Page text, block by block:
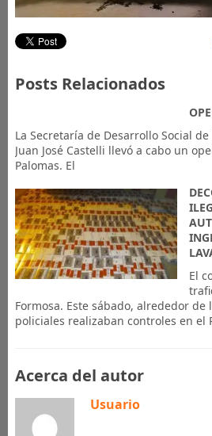
Posts Relacionados
La Secretaría de Desarrollo Social
Juan José Castelli llevó a cabo un
Palomas. El
El
Formosa. Este sábado, alrededor de
policiales realizaban controles en el
Acerca del autor
Usuario